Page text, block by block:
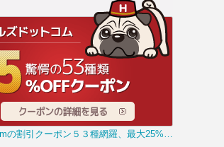
Hotels.comの割引クーポン５３種網羅、最大25%OFFまとめ